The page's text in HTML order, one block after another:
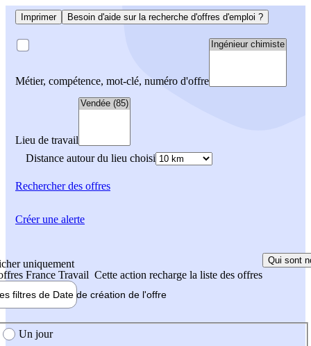
Imprimer Besoin d'aide sur la recherche d'offres d'emploi ?
Métier, compétence, mot-clé, numéro d'offre
Lieu de travail
Distance autour du lieu choisi
Rechercherdes offres
uniquement
France Travail Cette action recharge la liste des offres
Qui sont
filtres de Date de création de l'offre
création de l'offre
Un jour
Créer une alerte